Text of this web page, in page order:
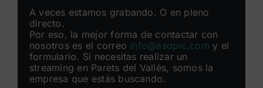
A veces estamos grabando. O en pleno
directo.
Por eso, la mejor forma de contactar con
nosotros es el correo info@asdpic.com y el
formulario. Si necesitas realizar un
streaming en Parets del Vallès, somos la
empresa que estás buscando.